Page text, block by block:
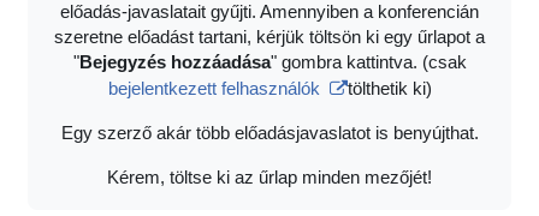
előadás-javaslatait gyűjti. Amennyiben a konferencián
szeretne előadást tartani, kérjük töltsön ki egy űrlapot a
"Bejegyzés hozzáadása" gombra kattintva. (csak
bejelentkezett felhasználók
tölthetik ki)
Egy szerző akár több előadásjavaslatot is benyújthat.
Kérem, töltse ki az űrlap minden mezőjét!